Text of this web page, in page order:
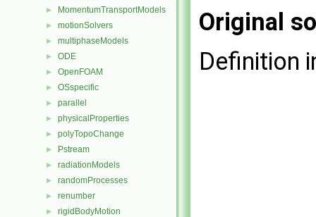
► MomentumTransportModels
► motionSolvers
► multiphaseModels
► ODE
► OpenFOAM
► OSspecific
► parallel
► physicalProperties
► polyTopoChange
► Pstream
► radiationModels
► randomProcesses
► renumber
► rigidBodyMotion
Original
Definition